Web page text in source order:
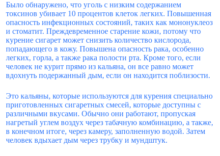
Было обнаружено, что уголь с низким содержанием
токсинов убивает 10 процентов клеток легких. Повышенная
опасность инфекционных состояний, таких как мононуклеоз
и стоматит. Преждевременное старение кожи, потому что
курение сигарет может снизить количество кислорода,
попадающего в кожу. Повышена опасность рака, особенно
легких, горла, а также рака полости рта. Кроме того, если
человек не курит прямо из кальяна, он все равно может
вдохнуть подержанный дым, если он находится поблизости.
Это кальяны, которые используются для курения специально
приготовленных сигаретных смесей, которые доступны с
различными вкусами. Обычно они работают, пропуская
нагретый углем воздух через табачную комбинацию, а также,
в конечном итоге, через камеру, заполненную водой. Затем
человек вдыхает дым через трубку и мундштук.